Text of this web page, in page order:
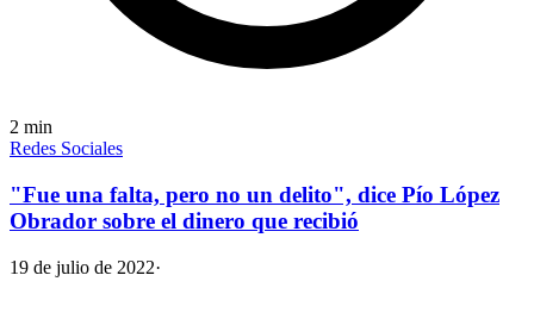
2 min
Redes Sociales
"Fue una falta, pero no un delito", dice Pío López
Obrador sobre el dinero que recibió
19 de julio de 2022·